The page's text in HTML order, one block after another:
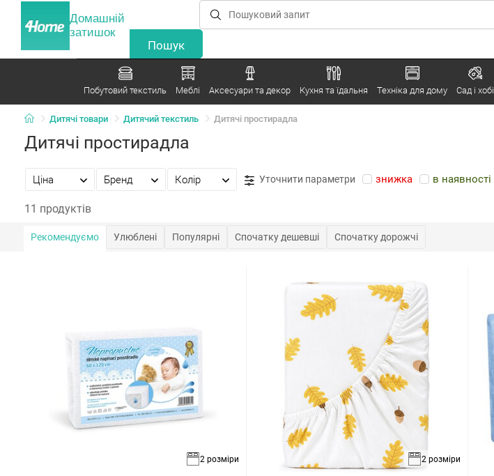
Домашній
затишок
Побутовий текстиль Меблі Аксесуари та декор Кухня та їдальня Техніка для дому Сад і хобі
Дитячі товари Дитячий текстиль Дитячі простирадла
Дитячі простирадла
Ціна Бренд Колір Уточнити параметри знижка в наявності
11 продуктів
Рекомендуємо Улюблені Популярні Спочатку дешевші Спочатку дорожчі
2 розміри 2 розміри